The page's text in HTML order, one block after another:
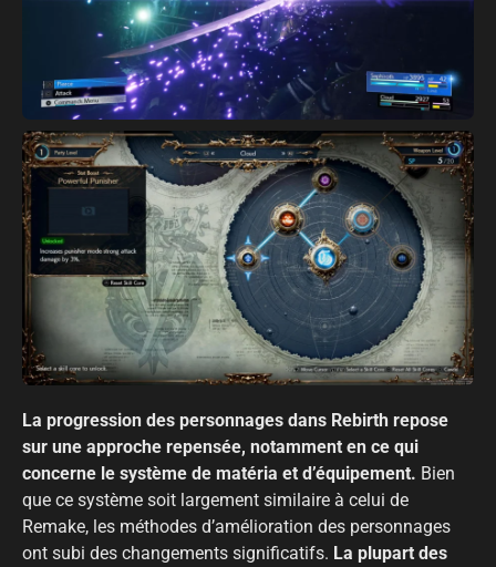
La progression des personnages dans Rebirth repose
sur une approche repensée, notamment en ce qui
concerne le système de matéria et d’équipement. Bien
que ce système soit largement similaire à celui de
Remake, les méthodes d’amélioration des personnages
ont subi des changements significatifs. La plupart des